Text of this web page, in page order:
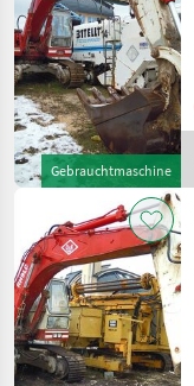
Gebrauchtmaschine